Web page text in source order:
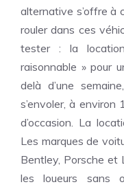
alternative s’offre à
rouler dans ces
tester : la
raisonnable » pour
delà d’une
s’envoler, à environ
d’occasion. La
Les marques de
Bentley, Porsche et
les loueurs sans